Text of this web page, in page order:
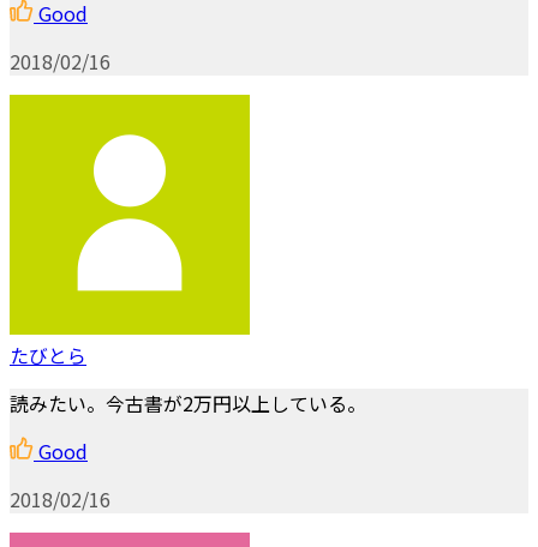
Good
2018/02/16
たびとら
読みたい。今古書が2万円以上している。
Good
2018/02/16